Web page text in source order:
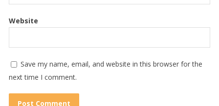
Website
Save my name, email, and website in this browser for the
next time I comment.